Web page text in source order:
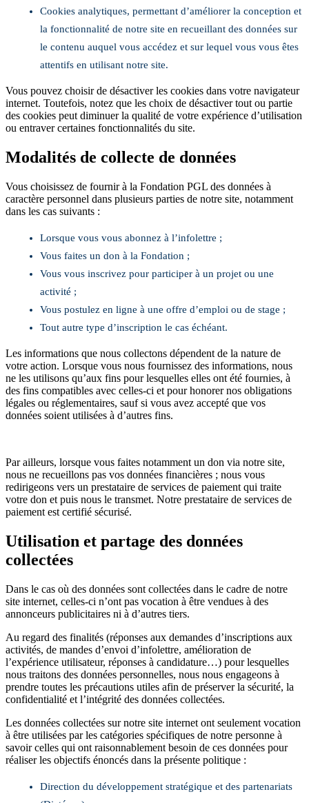
Cookies analytiques, permettant d’améliorer la conception et
la fonctionnalité de notre site en recueillant des données sur
le contenu auquel vous accédez et sur lequel vous vous êtes
attentifs en utilisant notre site.
Vous pouvez choisir de désactiver les cookies dans votre navigateur
internet. Toutefois, notez que les choix de désactiver tout ou partie
des cookies peut diminuer la qualité de votre expérience d’utilisation
ou entraver certaines fonctionnalités du site.
Modalités de collecte de données
Vous choisissez de fournir à la Fondation PGL des données à
caractère personnel dans plusieurs parties de notre site, notamment
dans les cas suivants :
Lorsque vous vous abonnez à l’infolettre ;
Vous faites un don à la Fondation ;
Vous vous inscrivez pour participer à un projet ou une
activité ;
Vous postulez en ligne à une offre d’emploi ou de stage ;
Tout autre type d’inscription le cas échéant.
Les informations que nous collectons dépendent de la nature de
votre action. Lorsque vous nous fournissez des informations, nous
ne les utilisons qu’aux fins pour lesquelles elles ont été fournies, à
des fins compatibles avec celles-ci et pour honorer nos obligations
légales ou réglementaires, sauf si vous avez accepté que vos
données soient utilisées à d’autres fins.
Par ailleurs, lorsque vous faites notamment un don via notre site,
nous ne recueillons pas vos données financières ; nous vous
redirigeons vers un prestataire de services de paiement qui traite
votre don et puis nous le transmet. Notre prestataire de services de
paiement est certifié sécurisé.
Utilisation et partage des données
collectées
Dans le cas où des données sont collectées dans le cadre de notre
site internet, celles-ci n’ont pas vocation à être vendues à des
annonceurs publicitaires ni à d’autres tiers.
Au regard des finalités (réponses aux demandes d’inscriptions aux
activités, de mandes d’envoi d’infolettre, amélioration de
l’expérience utilisateur, réponses à candidature…) pour lesquelles
nous traitons des données personnelles, nous nous engageons à
prendre toutes les précautions utiles afin de préserver la sécurité, la
confidentialité et l’intégrité des données collectées.
Les données collectées sur notre site internet ont seulement vocation
à être utilisées par les catégories spécifiques de notre personne à
savoir celles qui ont raisonnablement besoin de ces données pour
réaliser les objectifs énoncés dans la présente politique :
Direction du développement stratégique et des partenariats